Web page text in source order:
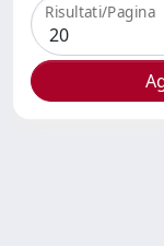
Risultati/Pagina